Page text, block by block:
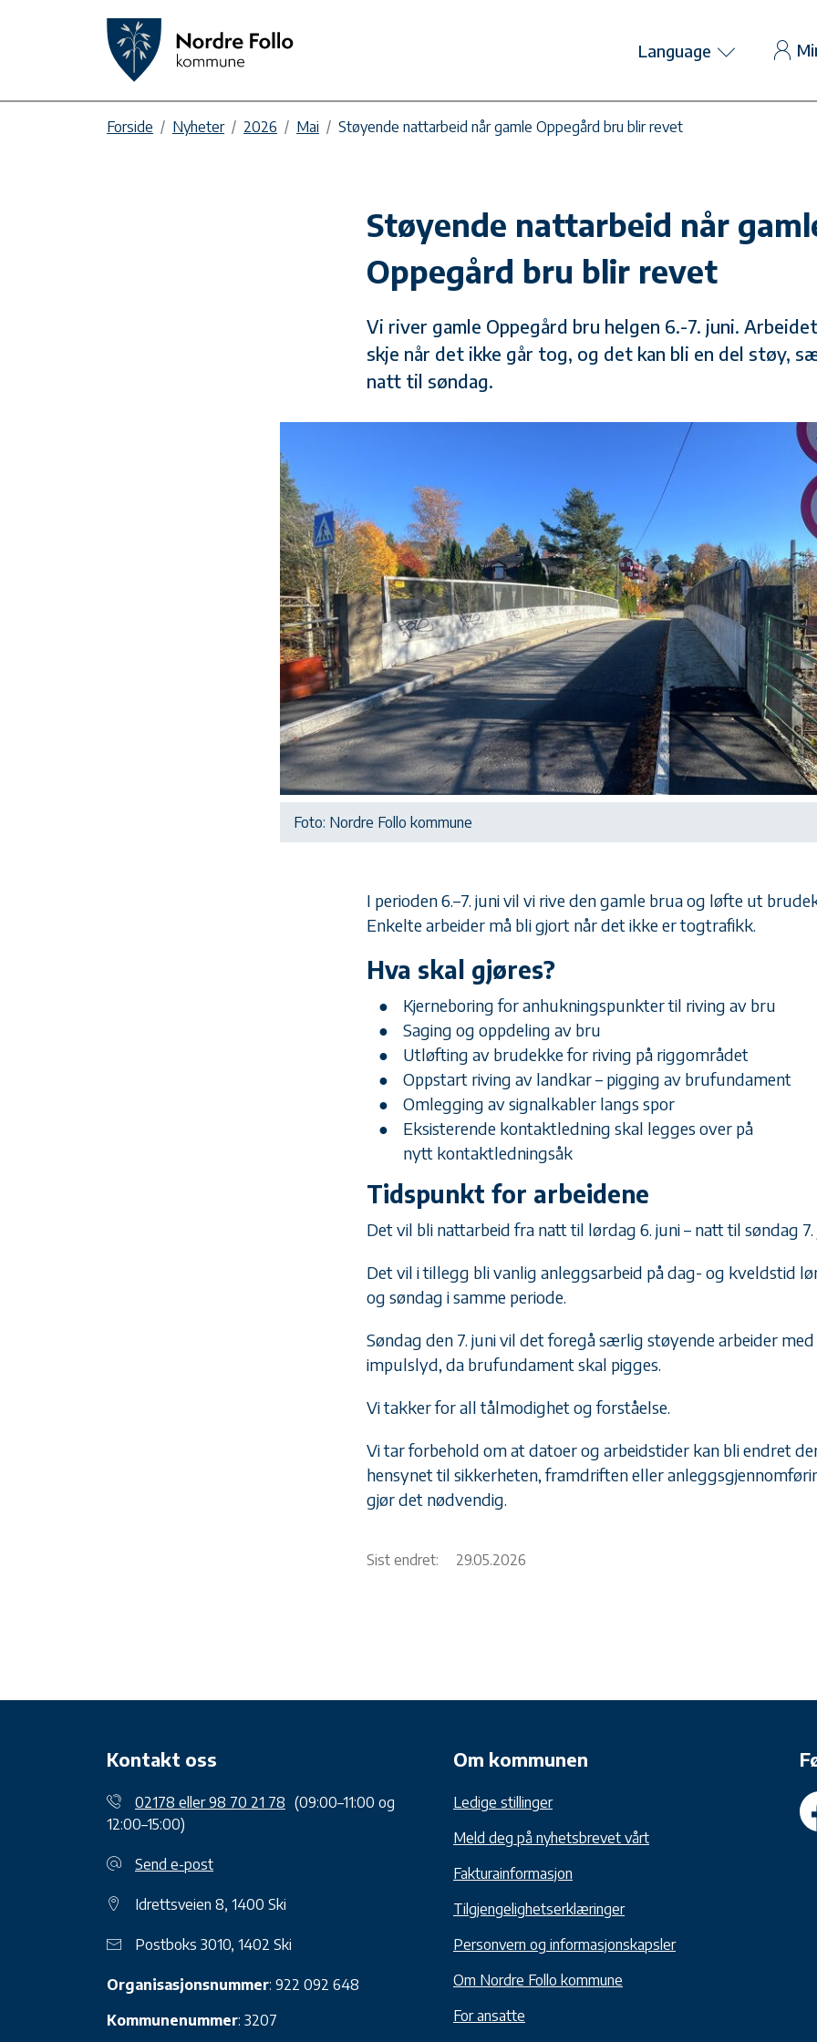
Language
Forside Nyheter 2026 Mai Støyende nattarbeid når gamle Oppegård bru blir revet
Støyende nattarbeid når
Oppegård bru blir revet
Vi river gamle Oppegård bru helgen 6.-7. juni.
skje når det ikke går tog, og det kan bli en del støy,
natt til søndag.
Foto: Nordre Follo kommune
I perioden 6.–7. juni vil vi rive den gamle brua og løfte ut
Enkelte arbeider må bli gjort når det ikke er togtrafikk.
Hva skal gjøres?
Kjerneboring for anhukningspunkter til riving av bru
Saging og oppdeling av bru
Utløfting av brudekke for riving på riggområdet
Oppstart riving av landkar – pigging av brufundament
Omlegging av signalkabler langs spor
Eksisterende kontaktledning skal legges over på
nytt kontaktledningsåk
Tidspunkt for arbeidene
Det vil bli nattarbeid fra natt til lørdag 6. juni – natt til søndag 7.
Det vil i tillegg bli vanlig anleggsarbeid på dag- og kveldstid
og søndag i samme periode.
Søndag den 7. juni vil det foregå særlig støyende arbeider med
impulslyd, da brufundament skal pigges.
Vi takker for all tålmodighet og forståelse.
Vi tar forbehold om at datoer og arbeidstider kan bli endret
hensynet til sikkerheten, framdriften eller
gjør det nødvendig.
Sist endret: 29.05.2026
Kontakt oss
02178 eller 98 70 21 78 (09:00–11:00 og
12:00–15:00)
Send e-post
Idrettsveien 8, 1400 Ski
Postboks 3010, 1402 Ski
Organisasjonsnummer: 922 092 648
Kommunenummer: 3207
Om kommunen
Ledige stillinger
Meld deg på nyhetsbrevet vårt
Fakturainformasjon
Tilgjengelighetserklæringer
Personvern og informasjonskapsler
Om Nordre Follo kommune
For ansatte